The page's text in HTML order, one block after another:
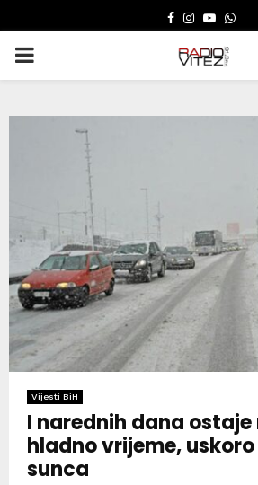
FACEBOOK
INSTAGRAM
PRIMARY
Vijesti BiH
I narednih dana
hladno vrijeme,
sunca